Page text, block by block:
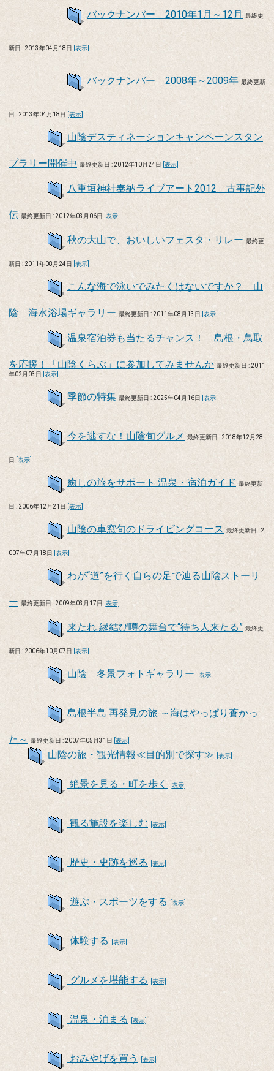
バックナンバー 2010年1月～12月 最終更
新日 : 2013年04月18日 [表示]
バックナンバー 2008年～2009年 最終更新
日 : 2013年04月18日 [表示]
山陰デスティネーションキャンペーンスタン
プラリー開催中 最終更新日 : 2012年10月24日 [表示]
八重垣神社奉納ライブアート2012 古事記外
伝 最終更新日 : 2012年03月06日 [表示]
秋の大山で、おいしいフェスタ・リレー 最終更
新日 : 2011年08月24日 [表示]
こんな海で泳いでみたくはないですか？ 山
陰 海水浴場ギャラリー 最終更新日 : 2011年08月13日 [表示]
温泉宿泊券も当たるチャンス！ 島根・鳥取
を応援！「山陰くらぶ」に参加してみませんか 最終更新日 : 2011
年02月03日 [表示]
季節の特集 最終更新日 : 2025年04月16日 [表示]
今を逃すな！山陰旬グルメ 最終更新日 : 2018年12月28
日 [表示]
癒しの旅をサポート 温泉・宿泊ガイド 最終更新
日 : 2006年12月21日 [表示]
山陰の車窓旬のドライビングコース 最終更新日 : 2
007年07月18日 [表示]
わが“道”を行く自らの足で辿る山陰ストーリ
ー 最終更新日 : 2009年03月17日 [表示]
来たれ 縁結び噂の舞台で“待ち人来たる” 最終更
新日 : 2006年10月07日 [表示]
山陰 冬景フォトギャラリー [表示]
島根半島 再発見の旅 ～海はやっぱり蒼かっ
た～ 最終更新日 : 2007年05月31日 [表示]
山陰の旅・観光情報≪目的別で探す≫ [表示]
絶景を見る・町を歩く [表示]
観る施設を楽しむ [表示]
歴史・史跡を巡る [表示]
遊ぶ・スポーツをする [表示]
体験する [表示]
グルメを堪能する [表示]
温泉・泊まる [表示]
おみやげを買う [表示]